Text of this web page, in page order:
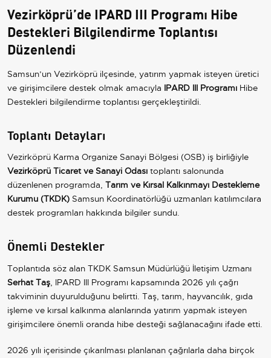
Vezirköprü’de IPARD III Programı Hibe
Destekleri Bilgilendirme Toplantısı
Düzenlendi
Samsun’un Vezirköprü ilçesinde, yatırım yapmak isteyen üretici
ve girişimcilere destek olmak amacıyla IPARD III Programı Hibe
Destekleri bilgilendirme toplantısı gerçekleştirildi.
Toplantı Detayları
Vezirköprü Karma Organize Sanayi Bölgesi (OSB) iş birliğiyle
Vezirköprü Ticaret ve Sanayi Odası toplantı salonunda
düzenlenen programda, Tarım ve Kırsal Kalkınmayı Destekleme
Kurumu (TKDK) Samsun Koordinatörlüğü uzmanları katılımcılara
destek programları hakkında bilgiler sundu.
Önemli Destekler
Toplantıda söz alan TKDK Samsun Müdürlüğü İletişim Uzmanı
Serhat Taş, IPARD III Programı kapsamında 2026 yılı çağrı
takviminin duyurulduğunu belirtti. Taş, tarım, hayvancılık, gıda
işleme ve kırsal kalkınma alanlarında yatırım yapmak isteyen
girişimcilere önemli oranda hibe desteği sağlanacağını ifade etti.
2026 yılı içerisinde çıkarılması planlanan çağrılarla daha birçok